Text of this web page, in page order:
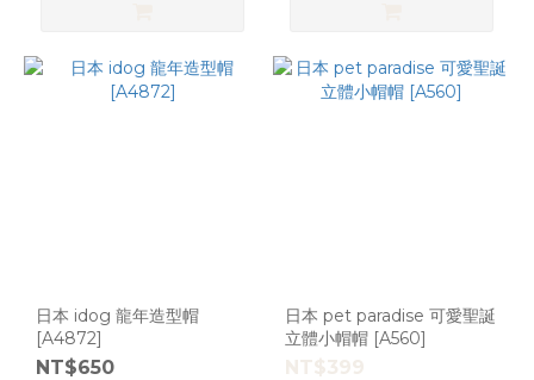
日本 idog 龍年造型帽
[A4872]
NT$650
日本 pet paradise 可愛聖誕
立體小帽帽 [A560]
NT$399